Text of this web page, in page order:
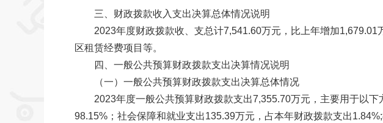
三、财政拨款收入支出决算总体情况说明
2023年度财政拨款收、支总计7,541.60万元，比上年增加
区租赁经费项目等。
四、一般公共预算财政拨款支出决算情况说明
（一）一般公共预算财政拨款支出决算总体情况
2023年度一般公共预算财政拨款支出7,355.70万元，主要用于以
98.15%；社会保障和就业支出135.39万元，占本年财政拨款支出1.84%;